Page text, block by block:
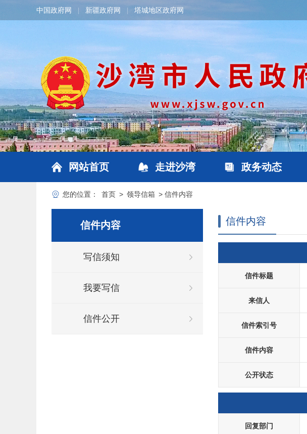
中国政府网 新疆政府网 塔城地区政府网
网站首页 走进沙湾 政务动态
您的位置： 首页 > 领导信箱 > 信件内容
信件内容
写信须知
我要写信
信件公开
信件内容
信件标题
来信人
信件索引号
信件内容
公开状态
回复部门